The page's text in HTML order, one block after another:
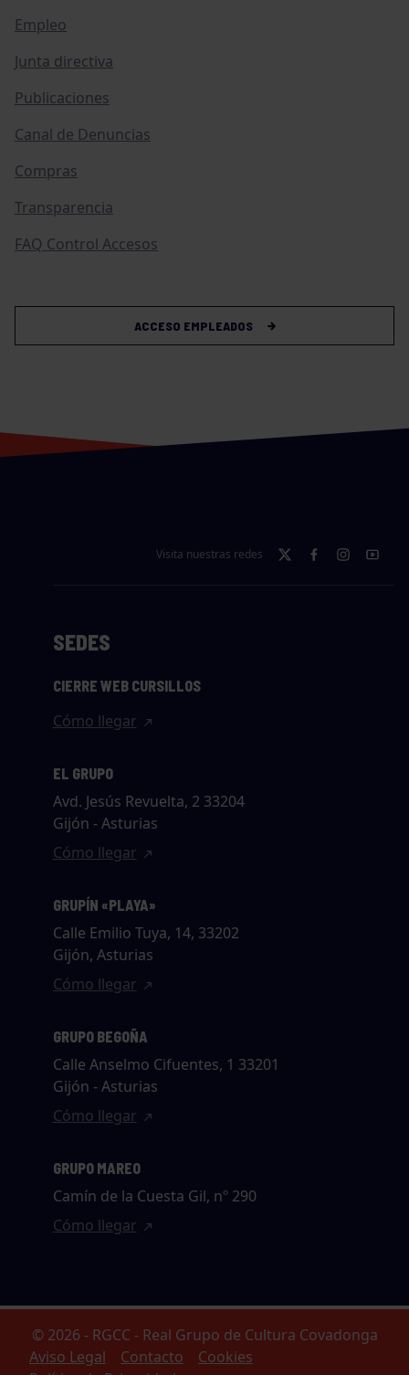
Empleo
Junta directiva
Publicaciones
Canal de Denuncias
Compras
Transparencia
FAQ Control Accesos
ACCESO EMPLEADOS
Visita nuestras redes
SEDES
CIERRE WEB CURSILLOS
Cómo llegar
EL GRUPO
Avd. Jesús Revuelta, 2 33204
Gijón - Asturias
Cómo llegar
GRUPÍN «PLAYA»
Calle Emilio Tuya, 14, 33202
Gijón, Asturias
Cómo llegar
GRUPO BEGOÑA
Calle Anselmo Cifuentes, 1 33201
Gijón - Asturias
Cómo llegar
GRUPO MAREO
Camín de la Cuesta Gil, nº 290
Cómo llegar
© 2026 - RGCC - Real Grupo de Cultura Covadonga
Aviso Legal
Contacto
Cookies